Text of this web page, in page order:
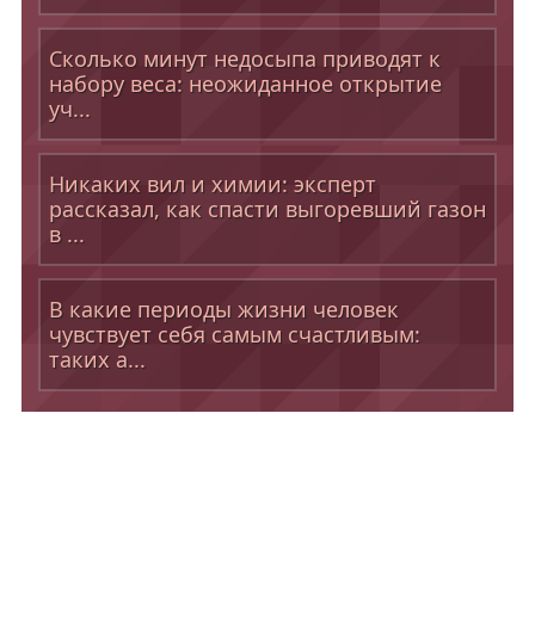
Сколько минут недосыпа приводят к
набору веса: неожиданное открытие
уч...
Никаких вил и химии: эксперт
рассказал, как спасти выгоревший газон
в ...
В какие периоды жизни человек
чувствует себя самым счастливым:
таких а...